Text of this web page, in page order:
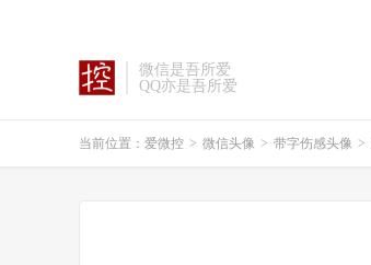
微信是吾所爱
QQ亦是吾所爱
当前位置： 爱微控 > 微信头像 > 带字伤感头像 >